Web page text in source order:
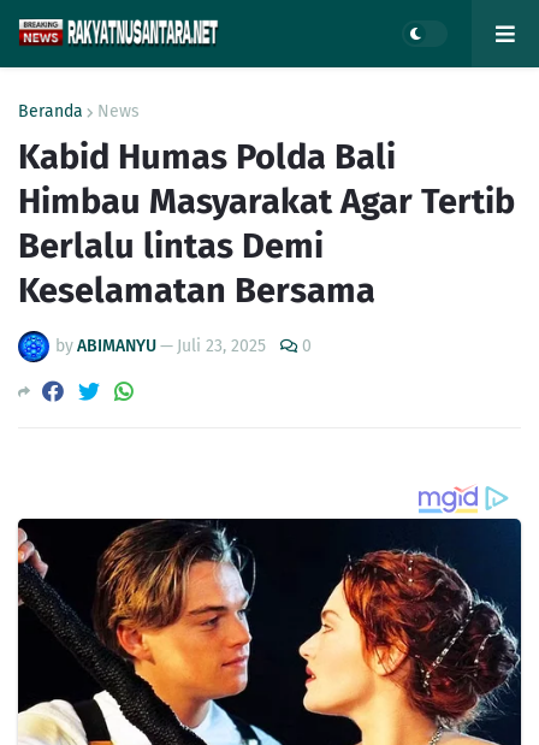
Beranda News
Kabid Humas Polda Bali
Himbau Masyarakat Agar Tertib
Berlalu lintas Demi
Keselamatan Bersama
byABIMANYU— Juli 23, 2025 0